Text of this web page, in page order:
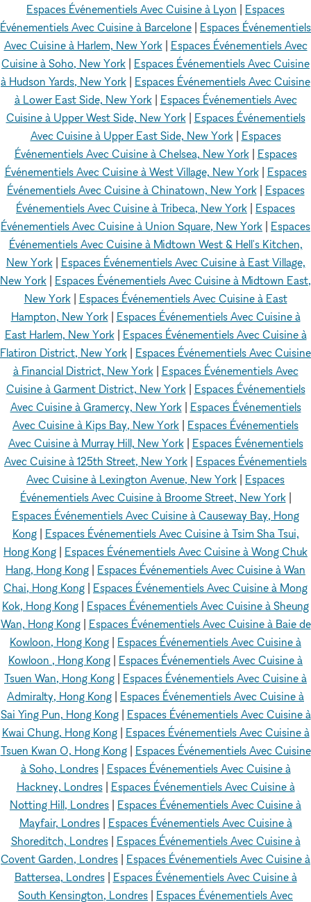
Espaces Événementiels Avec Cuisine à Lyon
Espaces
Événementiels Avec Cuisine à Barcelone
Espaces Événementiels
Avec Cuisine à Harlem, New York| Espaces Événementiels Avec
Cuisine à Soho, New York
Espaces Événementiels Avec Cuisine
à Hudson Yards, New York
Espaces Événementiels Avec Cuisine
à Lower East Side, New York| Espaces Événementiels Avec
Cuisine à Upper West Side, New York| Espaces Événementiels
Avec Cuisine à Upper East Side, New York| Espaces
Événementiels Avec Cuisine à Chelsea, New York| Espaces
Événementiels Avec Cuisine à West Village, New York| Espaces
Événementiels Avec Cuisine à Chinatown, New York| Espaces
Événementiels Avec Cuisine à Tribeca, New York
Espaces
Événementiels Avec Cuisine à Union Square, New York
Espaces
Événementiels Avec Cuisine à Midtown West & Hell's Kitchen,
New York| Espaces Événementiels Avec Cuisine à East Village,
New York
Espaces Événementiels Avec Cuisine à Midtown East,
New York| Espaces Événementiels Avec Cuisine à East
Hampton, New York| Espaces Événementiels Avec Cuisine à
East Harlem, New York| Espaces Événementiels Avec Cuisine à
Flatiron District, New York
Espaces Événementiels Avec Cuisine
à Financial District, New York| Espaces Événementiels Avec
Cuisine à Garment District, New York| Espaces Événementiels
Avec Cuisine à Gramercy, New York| Espaces Événementiels
Avec Cuisine à Kips Bay, New York
Espaces Événementiels
Avec Cuisine à Murray Hill, New York| Espaces Événementiels
Avec Cuisine à 125th Street, New York
Espaces Événementiels
Avec Cuisine à Lexington Avenue, New York
Espaces
Événementiels Avec Cuisine à Broome Street, New York|
Espaces Événementiels Avec Cuisine à Causeway Bay, Hong
Kong| Espaces Événementiels Avec Cuisine à Tsim Sha Tsui,
Hong Kong
Espaces Événementiels Avec Cuisine à Wong Chuk
Hang, Hong Kong
Espaces Événementiels Avec Cuisine à Wan
Chai, Hong Kong
Espaces Événementiels Avec Cuisine à Mong
Kok, Hong Kong
Espaces Événementiels Avec Cuisine à Sheung
Wan, Hong Kong| Espaces Événementiels Avec Cuisine à Baie de
Kowloon, Hong Kong
Espaces Événementiels Avec Cuisine à
Kowloon , Hong Kong
Espaces Événementiels Avec Cuisine à
Tsuen Wan, Hong Kong
Espaces Événementiels Avec Cuisine à
Admiralty, Hong Kong
Espaces Événementiels Avec Cuisine à
Sai Ying Pun, Hong Kong| Espaces Événementiels Avec Cuisine à
Kwai Chung, Hong Kong| Espaces Événementiels Avec Cuisine à
Tsuen Kwan O, Hong Kong| Espaces Événementiels Avec Cuisine
à Soho, Londres| Espaces Événementiels Avec Cuisine à
Hackney, Londres| Espaces Événementiels Avec Cuisine à
Notting Hill, Londres
Espaces Événementiels Avec Cuisine à
Mayfair, Londres| Espaces Événementiels Avec Cuisine à
Shoreditch, Londres| Espaces Événementiels Avec Cuisine à
Covent Garden, Londres
Espaces Événementiels Avec Cuisine à
Battersea, Londres| Espaces Événementiels Avec Cuisine à
South Kensington, Londres
Espaces Événementiels Avec